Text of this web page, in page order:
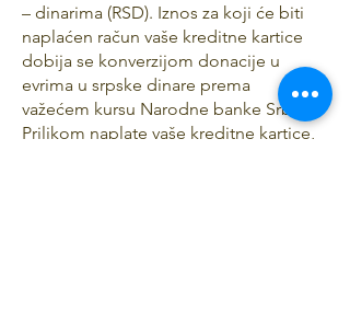
– dinarima (RSD). Iznos za koji će biti
naplaćen račun vaše kreditne kartice
dobija se konverzijom donacije u
evrima u srpske dinare prema
važećem kursu Narodne banke Srbije.
Prilikom naplate vaše kreditne kartice,